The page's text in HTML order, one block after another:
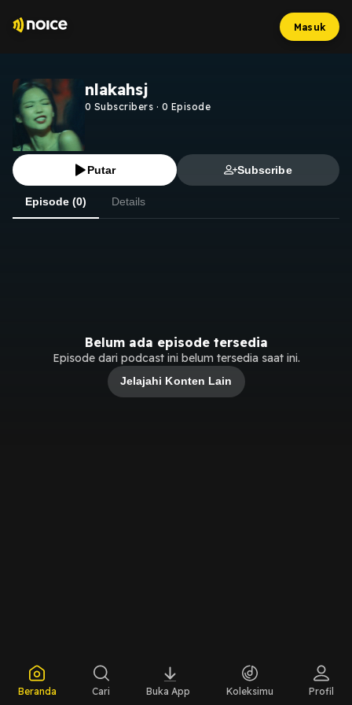
Masuk
nlakahsj
0 Subscribers · 0 Episode
Putar Subscribe
Episode (0) Details
Belum ada episode tersedia
Episode dari podcast ini belum tersedia saat ini.
Jelajahi Konten Lain
Beranda Cari Buka App Koleksimu Profil